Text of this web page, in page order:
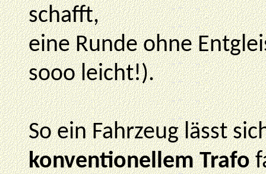
schafft,
eine Runde ohne
sooo leicht!).
So ein Fahrzeug lässt
konventionellem Trafo